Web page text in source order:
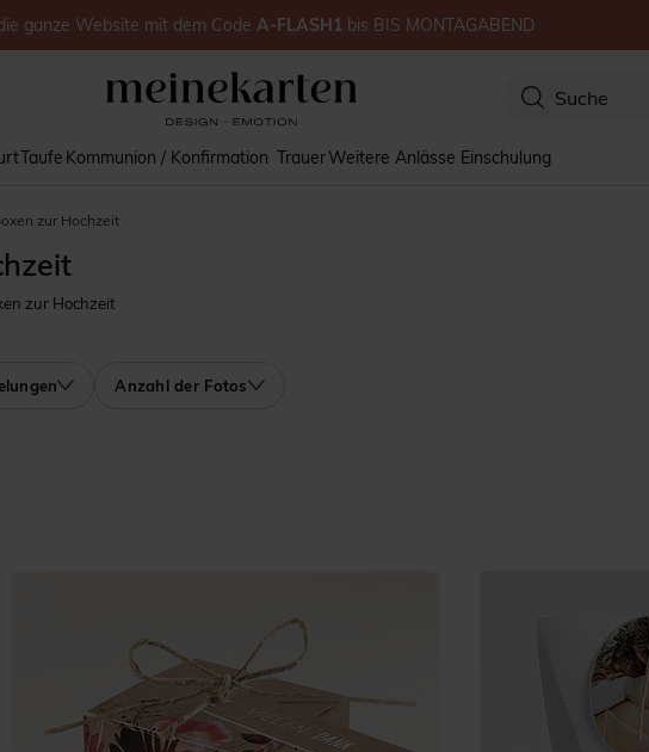
Taufe Kommunion / Konfirmation TrauerWeitere Anlässe Einschulung
zur Hochzeit
zur Hochzeit
Anzahl der Fotos
ganze Website mit dem Code A-FLASH1 bis BIS MONTAGABEND